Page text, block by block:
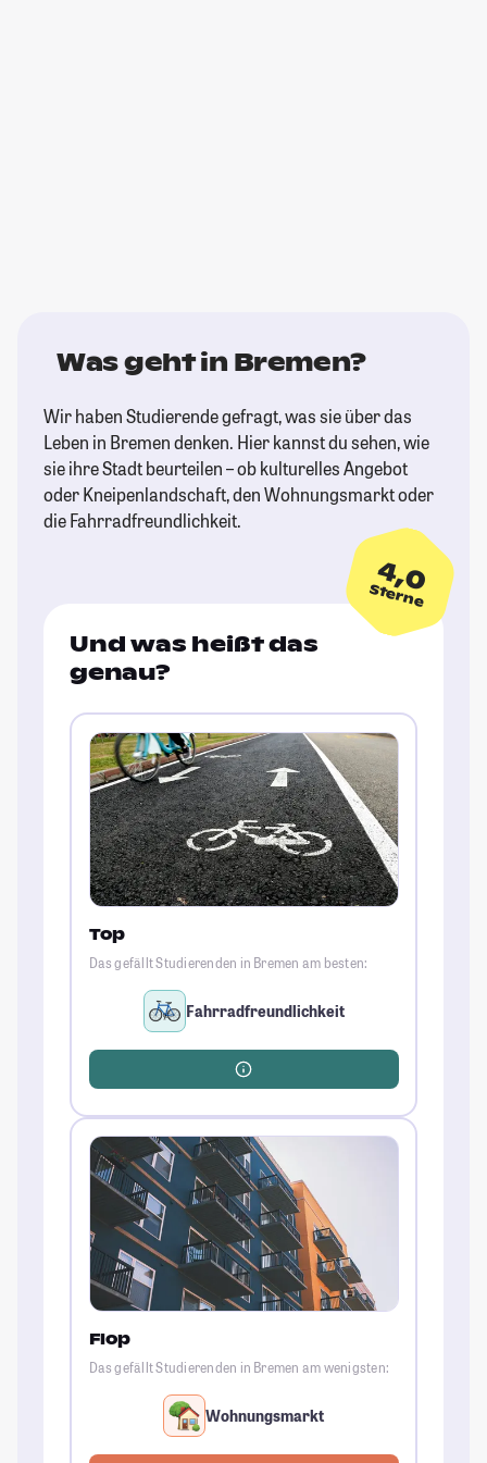
Was geht in Bremen?
Wir haben Studierende gefragt, was sie über das
Leben in Bremen denken. Hier kannst du sehen, wie
sie ihre Stadt beurteilen – ob kulturelles Angebot
oder Kneipenlandschaft, den Wohnungsmarkt oder
die Fahrradfreundlichkeit.
4,0
Sterne
Und was heißt das
genau?
Top
Das gefällt Studierenden in Bremen am besten:
Fahrradfreundlichkeit
Flop
Das gefällt Studierenden in Bremen am wenigsten:
Wohnungsmarkt